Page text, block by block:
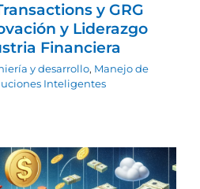
y GRG
y Liderazgo
Financiera
y desarrollo, Manejo de
Inteligentes